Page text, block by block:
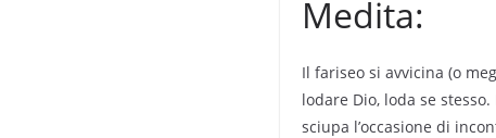
Medita:
Il fariseo si avvicina (o
lodare Dio, loda se
sciupa l’occasione di